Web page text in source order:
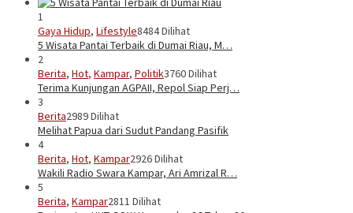
1
Gaya Hidup, Lifestyle8484 Dilihat
5 Wisata Pantai Terbaik di Dumai Riau, M…
2
Berita, Hot, Kampar, Politik3760 Dilihat
Terima Kunjungan AGPAII, Repol Siap Perj…
3
Berita2989 Dilihat
Melihat Papua dari Sudut Pandang Pasifik
4
Berita, Hot, Kampar2926 Dilihat
Wakili Radio Swara Kampar, Ari Amrizal R…
5
Berita, Kampar2811 Dilihat